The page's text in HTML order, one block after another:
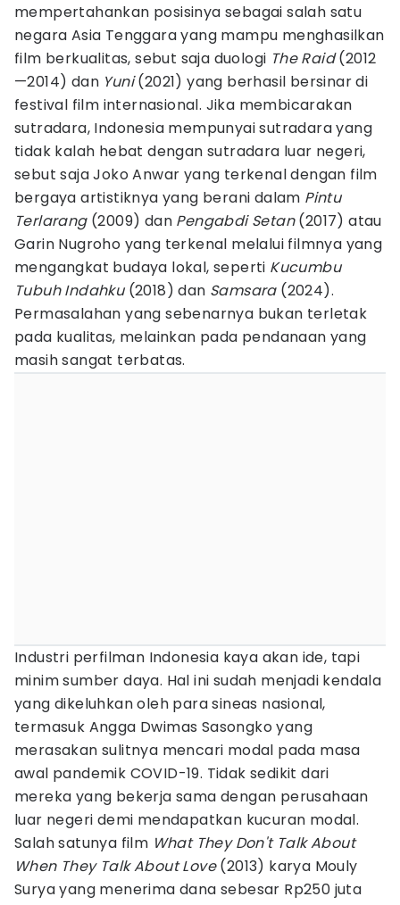
mempertahankan posisinya sebagai salah satu
negara Asia Tenggara yang mampu menghasilkan
film berkualitas, sebut saja duologi The Raid(2012
—2014) dan Yuni(2021) yang berhasil bersinar di
festival film internasional. Jika membicarakan
sutradara, Indonesia mempunyai sutradara yang
tidak kalah hebat dengan sutradara luar negeri,
sebut saja Joko Anwar yang terkenal dengan film
bergaya artistiknya yang berani dalam Pintu
Terlarang(2009) dan Pengabdi Setan(2017) atau
Garin Nugroho yang terkenal melalui filmnya yang
mengangkat budaya lokal, seperti Kucumbu
Tubuh Indahku(2018) dan Samsara(2024).
Permasalahan yang sebenarnya bukan terletak
pada kualitas, melainkan pada pendanaan yang
masih sangat terbatas.
Industri perfilman Indonesia kaya akan ide, tapi
minim sumber daya. Hal ini sudah menjadi kendala
yang dikeluhkan oleh para sineas nasional,
termasuk Angga Dwimas Sasongko yang
merasakan sulitnya mencari modal pada masa
awal pandemik COVID-19. Tidak sedikit dari
mereka yang bekerja sama dengan perusahaan
luar negeri demi mendapatkan kucuran modal.
Salah satunya film What They Don't Talk About
When They Talk About Love(2013) karya Mouly
Surya yang menerima dana sebesar Rp250 juta